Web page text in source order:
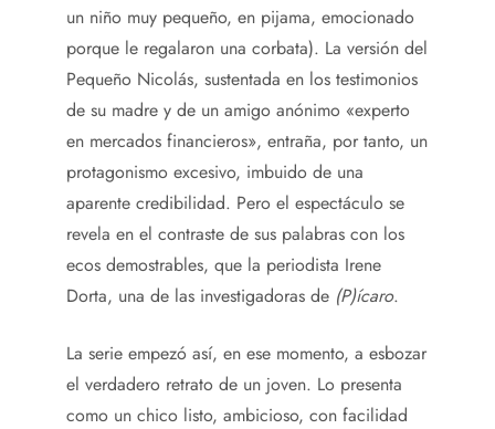
un niño muy pequeño, en pijama, emocionado
porque le regalaron una corbata). La versión del
Pequeño Nicolás, sustentada en los testimonios
de su madre y de un amigo anónimo «experto
en mercados financieros», entraña, por tanto, un
protagonismo excesivo, imbuido de una
aparente credibilidad. Pero el espectáculo se
revela en el contraste de sus palabras con los
ecos demostrables, que la periodista Irene
Dorta, una de las investigadoras de (P)ícaro.
La serie empezó así, en ese momento, a esbozar
el verdadero retrato de un joven. Lo presenta
como un chico listo, ambicioso, con facilidad